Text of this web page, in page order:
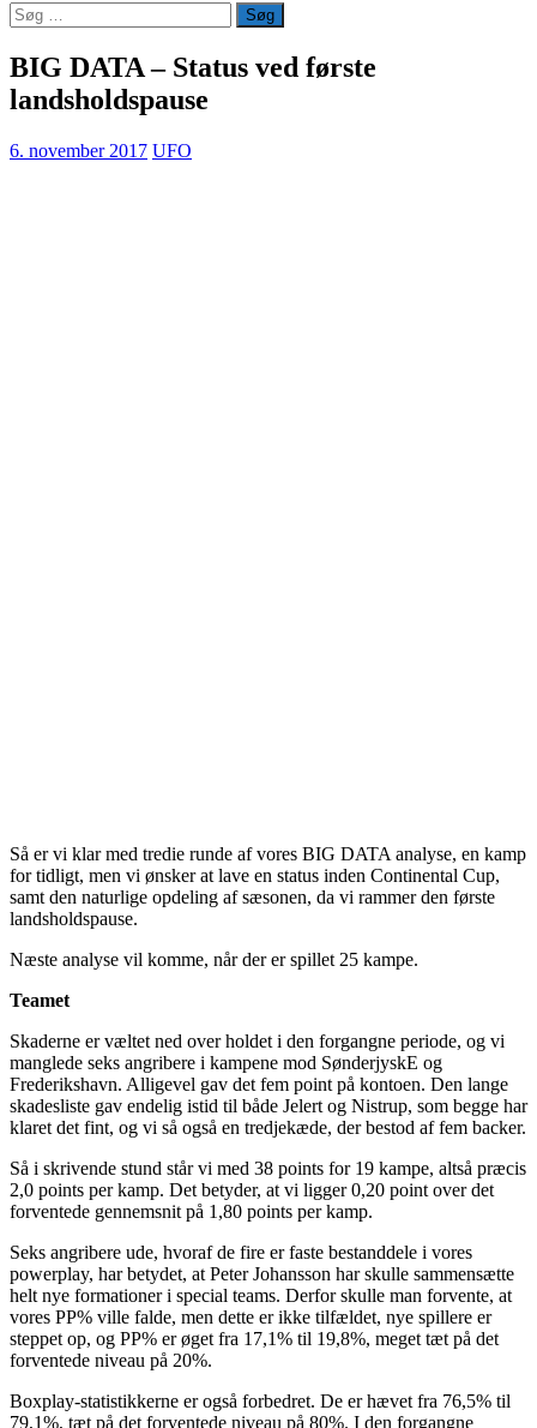
Søg
efter:
BIG DATA – Status ved første
landsholdspause
6. november 2017 UFO
Så er vi klar med tredie runde af vores BIG DATA analyse, en kamp
for tidligt, men vi ønsker at lave en status inden Continental Cup,
samt den naturlige opdeling af sæsonen, da vi rammer den første
landsholdspause.
Næste analyse vil komme, når der er spillet 25 kampe.
Teamet
Skaderne er væltet ned over holdet i den forgangne periode, og vi
manglede seks angribere i kampene mod SønderjyskE og
Frederikshavn. Alligevel gav det fem point på kontoen. Den lange
skadesliste gav endelig istid til både Jelert og Nistrup, som begge har
klaret det fint, og vi så også en tredjekæde, der bestod af fem backer.
Så i skrivende stund står vi med 38 points for 19 kampe, altså præcis
2,0 points per kamp. Det betyder, at vi ligger 0,20 point over det
forventede gennemsnit på 1,80 points per kamp.
Seks angribere ude, hvoraf de fire er faste bestanddele i vores
powerplay, har betydet, at Peter Johansson har skulle sammensætte
helt nye formationer i special teams. Derfor skulle man forvente, at
vores PP% ville falde, men dette er ikke tilfældet, nye spillere er
steppet op, og PP% er øget fra 17,1% til 19,8%, meget tæt på det
forventede niveau på 20%.
Boxplay-statistikkerne er også forbedret. De er hævet fra 76,5% til
79,1%, tæt på det forventede niveau på 80%. I den forgangne